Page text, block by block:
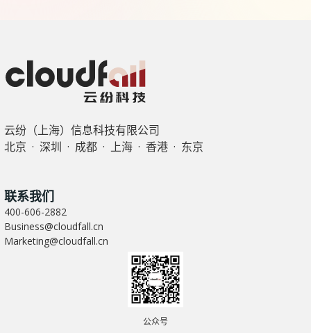
云纷（上海）信息科技有限公司
北京 · 深圳 · 成都 · 上海 · 香港 · 东京
联系我们
400-606-2882
Business@cloudfall.cn
Marketing@cloudfall.cn
公众号